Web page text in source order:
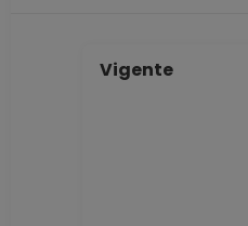
Vigente